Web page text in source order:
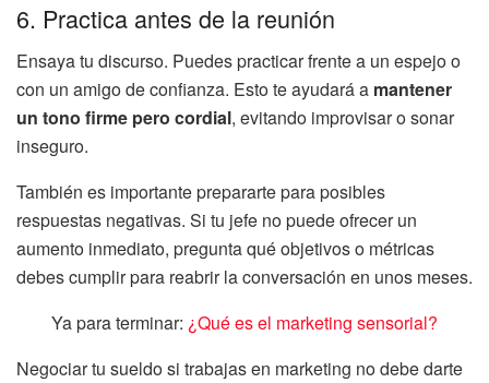
6. Practica antes de la reunión
Ensaya tu discurso. Puedes practicar frente a un espejo o
con un amigo de confianza. Esto te ayudará a mantener
un tono firme pero cordial, evitando improvisar o sonar
inseguro.
También es importante prepararte para posibles
respuestas negativas. Si tu jefe no puede ofrecer un
aumento inmediato, pregunta qué objetivos o métricas
debes cumplir para reabrir la conversación en unos meses.
Ya para terminar: ¿Qué es el marketing sensorial?
Negociar tu sueldo si trabajas en marketing no debe darte